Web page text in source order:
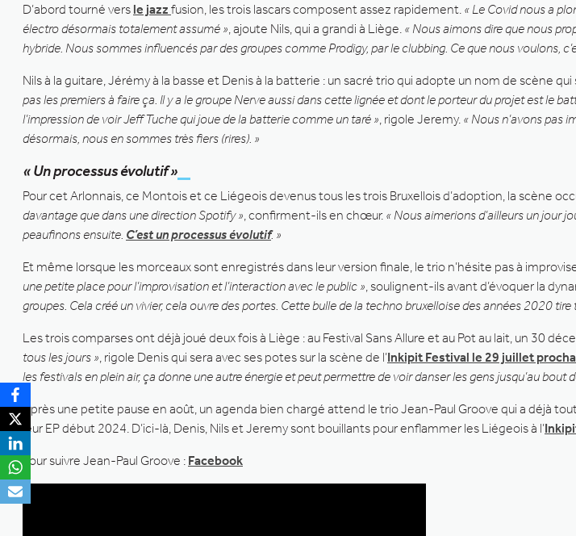
D’abord tourné vers le jazz fusion, les trois lascars composent assez rapidement. « Le Covid nous a
électro désormais totalement assumé », ajoute Nils, qui a grandi à Liège. « Nous aimons dire que nous
hybride. Nous sommes influencés par des groupes comme Prodigy, par le clubbing. Ce que nous voulons,
Nils à la guitare, Jérémy à la basse et Denis à la batterie : un sacré trio qui adopte un nom de scène qui
pas les premiers à faire ça. Il y a le groupe Nerve aussi dans cette lignée et dont le porteur du projet est le
l’impression de voir Jeff Tuche qui joue de la batterie comme un taré », rigole Jeremy. « Nous n’avons pas
désormais, nous en sommes très fiers (rires). »
« Un processus évolutif »
Pour cet Arlonnais, ce Montois et ce Liégeois devenus tous les trois Bruxellois d’adoption, la scène
davantage que dans une direction Spotify », confirment-ils en chœur. « Nous aimerions d’ailleurs un jour
peaufinons ensuite. C’est un processus évolutif. »
Et même lorsque les morceaux sont enregistrés dans leur version finale, le trio n’hésite pas à
une petite place pour l’improvisation et l’interaction avec le public », soulignent-ils avant d’évoquer la
groupes. Cela créé un vivier, cela ouvre des portes. Cette bulle de la techno bruxelloise des années 2020
Les trois comparses ont déjà joué deux fois à Liège : au Festival Sans Allure et au Pot au lait, un 30
tous les jours », rigole Denis qui sera avec ses potes sur la scène de l’Inkipit Festival le 29 juillet
les festivals en plein air, ça donne une autre énergie et peut permettre de voir danser les gens jusqu’au bout
Après une petite pause en août, un agenda bien chargé attend le trio Jean-Paul Groove qui a déjà
leur EP début 2024. D’ici-là, Denis, Nils et Jeremy sont bouillants pour enflammer les Liégeois à l’
Pour suivre Jean-Paul Groove : Facebook